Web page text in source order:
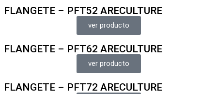
FLANGETE – PFT52 ARECULTURE
ver producto
FLANGETE – PFT62 ARECULTURE
ver producto
FLANGETE – PFT72 ARECULTURE